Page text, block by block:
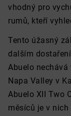
vhodný pro
rumů, kteří
Tento úžasný
dalším
Abuelo nechává
Napa Valley v
Abuelo XII Two
měsíců je v